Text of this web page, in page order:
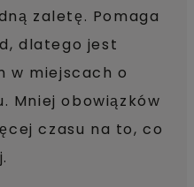
zaletę. Pomaga
dlatego jest
w miejscach o
Mniej obowiązków
czasu na to, co